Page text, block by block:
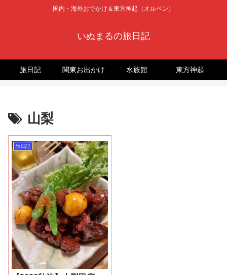
国内・海外おでかけ＆東方神起（オルペン）
いぬまるの旅日記
旅日記 関東お出かけ 水族館 東方神起
山梨
旅日記